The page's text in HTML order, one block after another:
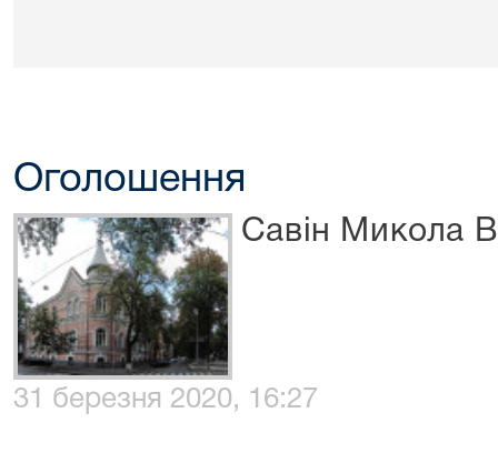
Оголошення
Савін Микола
31 березня 2020, 16:27